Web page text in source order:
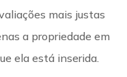
mais justas
a propriedade em
ela está inserida.